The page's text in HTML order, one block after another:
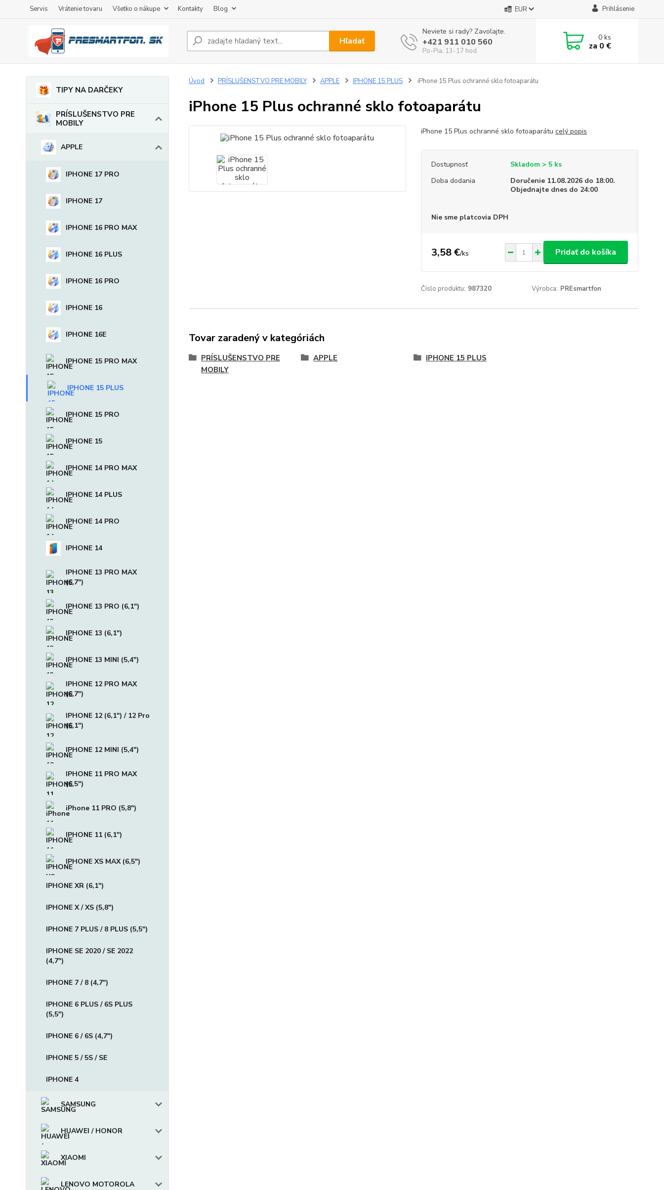
Servis Vrátenie tovaru Všetko o nákupe Kontakty Blog EUR Prihlásenie
Hľadať
Neviete si rady? Zavolajte.
+421 911 010 560
Po-Pia, 13-17 hod.
0ks
za 0 €
TIPY NA DARČEKY
PRÍSLUŠENSTVO PRE
MOBILY
APPLE
IPHONE 17 PRO
IPHONE 17
IPHONE 16 PRO MAX
IPHONE 16 PLUS
IPHONE 16 PRO
IPHONE 16
IPHONE 16E
IPHONE 15 PRO MAX
IPHONE 15 PLUS
IPHONE 15 PRO
IPHONE 15
IPHONE 14 PRO MAX
IPHONE 14 PLUS
IPHONE 14 PRO
IPHONE 14
IPHONE 13 PRO MAX
(6,7")
IPHONE 13 PRO (6,1")
IPHONE 13 (6,1")
IPHONE 13 MINI (5,4")
IPHONE 12 PRO MAX
(6,7")
IPHONE 12 (6,1") / 12 Pro
(6,1")
IPHONE 12 MINI (5,4")
IPHONE 11 PRO MAX
(6,5")
iPhone 11 PRO (5,8")
IPHONE 11 (6,1")
IPHONE XS MAX (6,5")
IPHONE XR (6,1")
IPHONE X / XS (5,8")
IPHONE 7 PLUS / 8 PLUS (5,5")
IPHONE SE 2020 / SE 2022
(4,7")
IPHONE 7 / 8 (4,7")
IPHONE 6 PLUS / 6S PLUS
(5,5")
IPHONE 6 / 6S (4,7")
IPHONE 5 / 5S / SE
IPHONE 4
SAMSUNG
HUAWEI / HONOR
XIAOMI
LENOVO MOTOROLA
Úvod PRÍSLUŠENSTVO PRE MOBILY APPLE IPHONE 15 PLUS iPhone 15 Plus ochranné sklo fotoaparátu
iPhone 15 Plus ochranné sklo fotoaparátu
iPhone 15 Plus ochranné sklo fotoaparátu celý popis
Dostupnosť
Skladom > 5 ks
Doba dodania
Doručenie 11.08.2026 do 18:00.
Objednajte dnes do 24:00
Nie sme platcovia DPH
3,58 €/ks Pridať do košíka
Číslo produktu: 987320 Výrobca: PREsmartfon
Tovar zaradený v kategóriách
PRÍSLUŠENSTVO PRE
MOBILY
APPLE IPHONE 15 PLUS